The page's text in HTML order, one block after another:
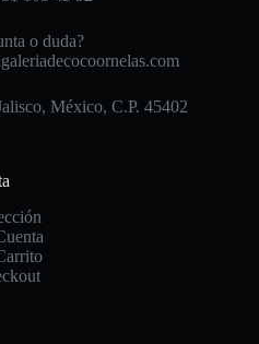
o duda?
México, C.P. 45402